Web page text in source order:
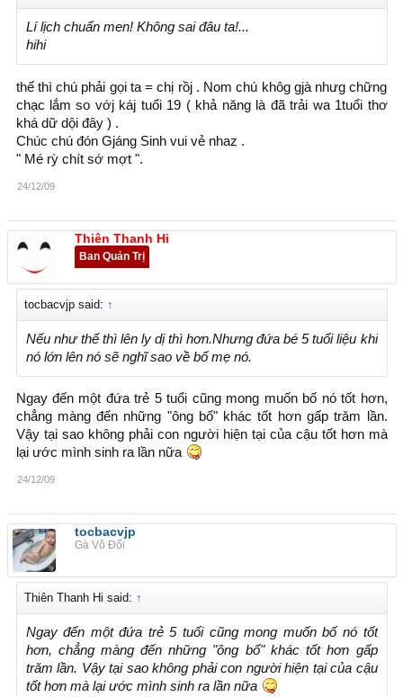
Lí lịch chuẩn men! Không sai đâu ta!...
hihi
thế thì chú phải gọi ta = chị rồj . Nom chú khôg gjà nhưg chững
chạc lắm so vớj káj tuổi 19 ( khả năng là đã trải wa 1tuổi thơ
khá dữ dội đây ) .
Chúc chú đón Gjáng Sinh vui vẻ nhaz .
" Mé rỳ chít sớ mợt ".
24/12/09
Thiên Thanh Hi
Ban Quản Trị
tocbacvjp said: ↑
Nếu như thế thì lên ly dị thì hơn.Nhưng đứa bé 5 tuổi liệu khi
nó lớn lên nó sẽ nghĩ sao về bố mẹ nó.
Ngay đến một đứa trẻ 5 tuổi cũng mong muốn bố nó tốt hơn,
chẳng màng đến những "ông bố" khác tốt hơn gấp trăm lần.
Vậy tại sao không phải con người hiện tại của cậu tốt hơn mà
lại ước mình sinh ra lần nữa
24/12/09
tocbacvjp
Gà Vô Đối
Thiên Thanh Hi said: ↑
Ngay đến một đứa trẻ 5 tuổi cũng mong muốn bố nó tốt
hơn, chẳng màng đến những "ông bố" khác tốt hơn gấp
trăm lần. Vậy tại sao không phải con người hiện tại của cậu
tốt hơn mà lại ước mình sinh ra lần nữa